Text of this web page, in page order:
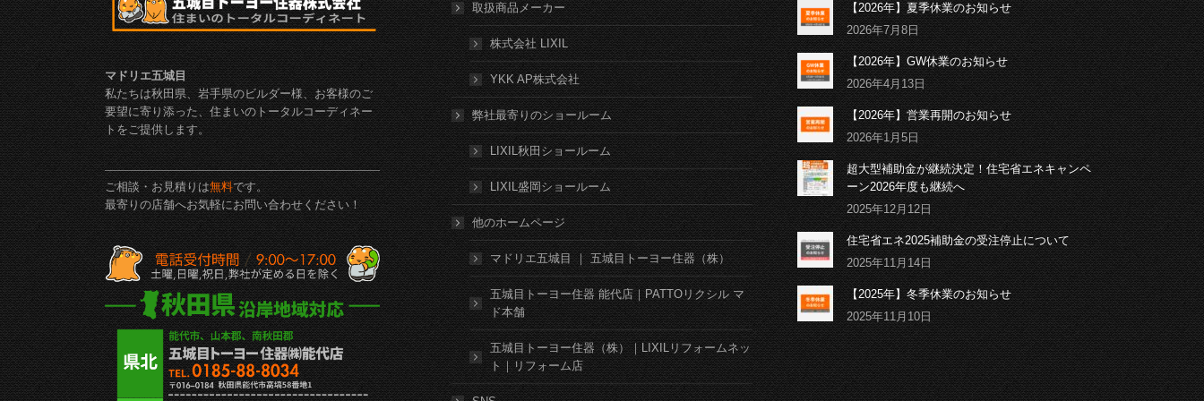
マドリエ五城目
私たちは秋田県、岩手県のビルダー様、お客様のご
要望に寄り添った、住まいのトータルコーディネー
トをご提供します。
ご相談・お見積りは無料です。
最寄りの店舗へお気軽にお問い合わせください！
取扱商品メーカー
株式会社 LIXIL
YKK AP株式会社
弊社最寄りのショールーム
LIXIL秋田ショールーム
LIXIL盛岡ショールーム
他のホームページ
マドリエ五城目 ｜ 五城目トーヨー住器（株）
五城目トーヨー住器 能代店｜PATTOリクシル マ
ド本舗
五城目トーヨー住器（株）｜LIXILリフォームネッ
ト｜リフォーム店
【2026年】夏季休業のお知らせ
2026年7月8日
【2026年】GW休業のお知らせ
2026年4月13日
【2026年】営業再開のお知らせ
2026年1月5日
超大型補助金が継続決定！住宅省エネキャンペ
ーン2026年度も継続へ
2025年12月12日
住宅省エネ2025補助金の受注停止について
2025年11月14日
【2025年】冬季休業のお知らせ
2025年11月10日